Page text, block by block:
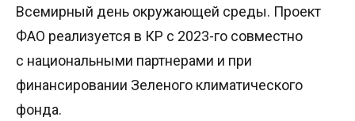
Всемирный день окружающей среды. Проект
ФАО реализуется в КР с 2023-го совместно
с национальными партнерами и при
финансировании Зеленого климатического
фонда.